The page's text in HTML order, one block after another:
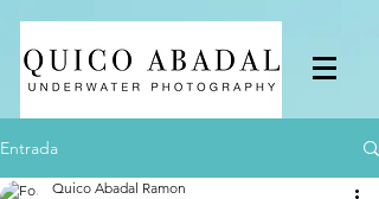
Entrada
Quico Abadal Ramon